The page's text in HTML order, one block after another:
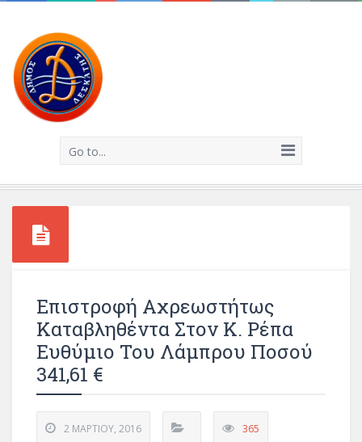
Go to...
Επιστροφή Αχρεωστήτως
Καταβληθέντα Στον Κ. Ρέπα
Ευθύμιο Του Λάμπρου Ποσού
341,61 €
2 ΜΑΡΤΊΟΥ, 2016 365